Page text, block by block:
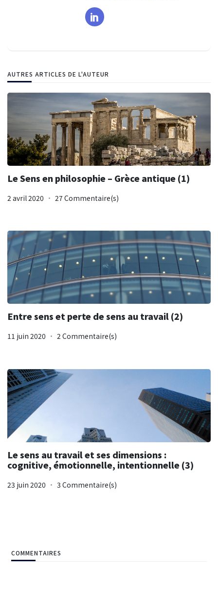
AUTRES ARTICLES DE L'AUTEUR
Le Sens en philosophie – Grèce antique (1)
2 avril 2020 27 Commentaire(s)
Entre sens et perte de sens au travail (2)
11 juin 2020 2 Commentaire(s)
Le sens au travail et ses dimensions :
cognitive, émotionnelle, intentionnelle (3)
23 juin 2020 3 Commentaire(s)
COMMENTAIRES